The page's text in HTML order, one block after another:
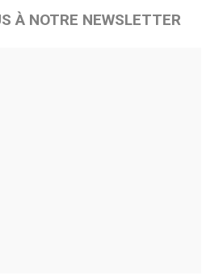
À NOTRE NEWSLETTER